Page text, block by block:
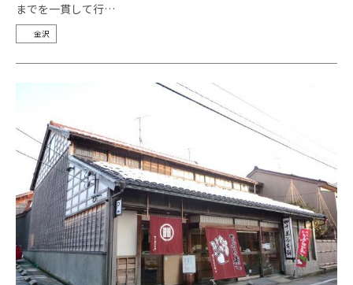
までを一貫して行…
金沢